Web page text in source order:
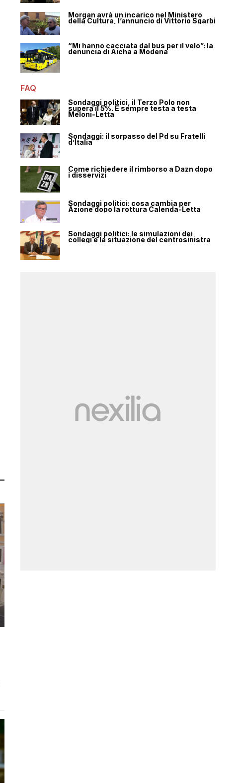
Morgan avrà un incarico nel Ministero
della Cultura, l’annuncio di Vittorio Sgarbi
“Mi hanno cacciata dal bus per il velo”: la
denuncia di Aicha a Modena
FAQ
Sondaggi politici, il Terzo Polo non
supera il 5%. È sempre testa a testa
Meloni-Letta
Sondaggi: il sorpasso del Pd su Fratelli
d’Italia
Come richiedere il rimborso a Dazn dopo
i disservizi
Sondaggi politici: cosa cambia per
Azione dopo la rottura Calenda-Letta
Sondaggi politici: le simulazioni dei
collegi e la situazione del centrosinistra